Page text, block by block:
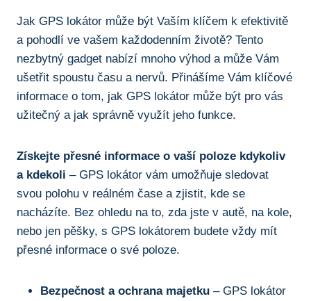
Jak GPS lokátor může být Vaším klíčem k efektivitě
a pohodlí ⁤ve vašem každodenním‍ životě? Tento
nezbytný gadget nabízí mnoho výhod ​a může Vám
ušetřit spoustu času a nervů. Přinášíme Vám klíčové
informace o tom, jak GPS lokátor může být ‌pro vás
užitečný ‍a jak ​správně ⁣využít jeho funkce.
Získejte ⁢přesné informace o vaší poloze kdykoliv
a kdekoli – ​GPS lokátor ​vám ‍umožňuje sledovat
svou polohu v reálném čase a zjistit, kde se
nacházíte.⁤ Bez⁢ ohledu na to, zda jste v autě, na kole,
nebo jen pěšky, s GPS lokátorem budete vždy mít⁣
přesné informace o své poloze.
Bezpečnost a ochrana majetku – GPS⁢ lokátor